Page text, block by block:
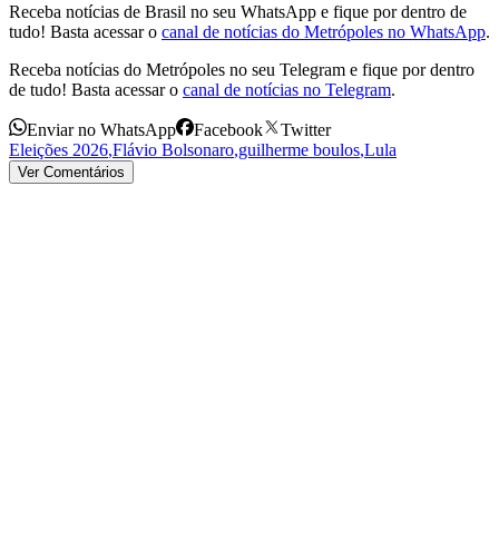
Receba notícias de Brasil no seu WhatsApp e fique por dentro de
tudo! Basta acessar o canal de notícias do Metrópoles no WhatsApp.
Receba notícias do Metrópoles no seu Telegram e fique por dentro
de tudo! Basta acessar o canal de notícias no Telegram.
Enviar no WhatsApp Facebook
Twitter
Eleições 2026,Flávio Bolsonaro,guilherme boulos,Lula
Ver Comentários